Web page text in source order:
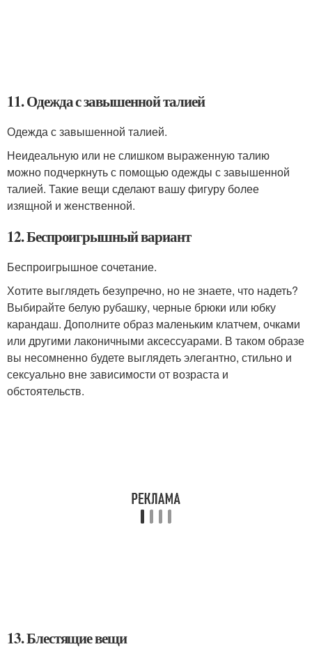
11. Одежда с завышенной талией
Одежда с завышенной талией.
Неидеальную или не слишком выраженную талию
можно подчеркнуть с помощью одежды с завышенной
талией. Такие вещи сделают вашу фигуру более
изящной и женственной.
12. Беспроигрышный вариант
Беспроигрышное сочетание.
Хотите выглядеть безупречно, но не знаете, что надеть?
Выбирайте белую рубашку, черные брюки или юбку
карандаш. Дополните образ маленьким клатчем, очками
или другими лаконичными аксессуарами. В таком образе
вы несомненно будете выглядеть элегантно, стильно и
сексуально вне зависимости от возраста и
обстоятельств.
13. Блестящие вещи